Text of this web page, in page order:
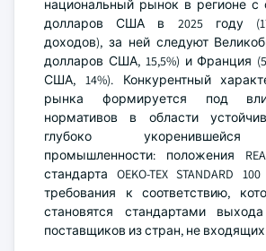
национальный рынок в регионе
долларов США в 2025 году
доходов), за ней следуют
долларов США, 15,5%) и Франция
США, 14%). Конкурентный
рынка формируется под
нормативов в области
глубоко укоренившейся
промышленности: положения
стандарта OEKO-TEX STANDARD
требования к соответствию,
становятся стандартами
поставщиков из стран, не